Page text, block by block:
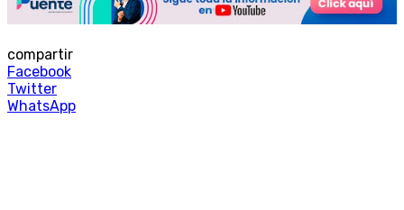
compartir
Facebook
Twitter
WhatsApp